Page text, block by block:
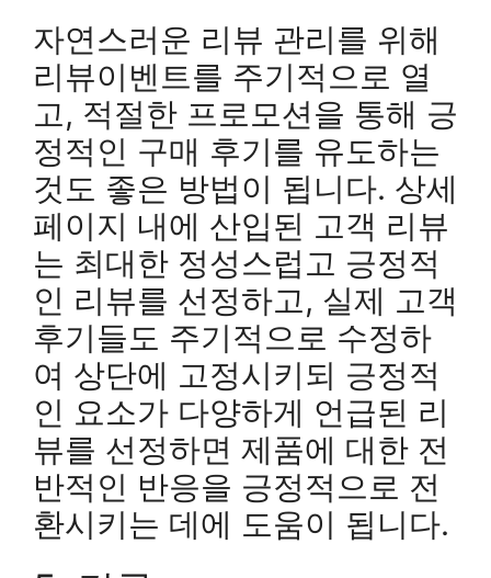
자연스러운 리뷰 관리를 위해
리뷰이벤트를 주기적으로 열
고, 적절한 프로모션을 통해 긍
정적인 구매 후기를 유도하는
것도 좋은 방법이 됩니다. 상세
페이지 내에 산입된 고객 리뷰
는 최대한 정성스럽고 긍정적
인 리뷰를 선정하고, 실제 고객
후기들도 주기적으로 수정하
여 상단에 고정시키되 긍정적
인 요소가 다양하게 언급된 리
뷰를 선정하면 제품에 대한 전
반적인 반응을 긍정적으로 전
환시키는 데에 도움이 됩니다.